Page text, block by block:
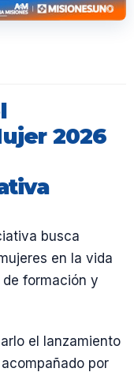
2026
busca
en la vida
formación y
el lanzamiento
por